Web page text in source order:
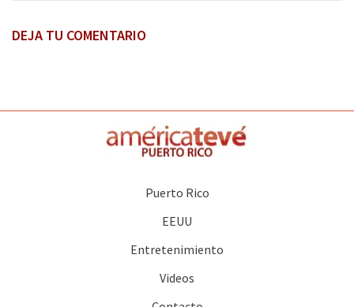
DEJA TU COMENTARIO
Puerto Rico
EEUU
Entretenimiento
Videos